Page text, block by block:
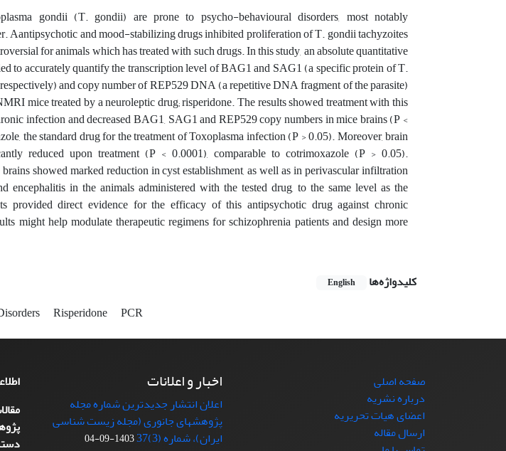
gondii (T. gondii) are prone to psycho-behavioural disorders, most notably
Aantipsychotic and mood-stabilizing drugs inhibited proliferation of T. gondii tachyzoites
for animals which has treated with such drugs. In this study, an absolute quantitative
to accurately quantify the transcription level of BAG1 and SAG1 (a specific protein of T.
and copy number of REP529 DNA (a repetitive DNA fragment of the parasite)
mice treated by a neuroleptic drug; risperidone. The results showed treatment with this
infection and decreased BAG1, SAG1 and REP529 copy numbers in mice brains (P <
the standard drug for the treatment of Toxoplasma infection (P > 0.05). Moreover, brain
reduced upon treatment (P < 0.0001), comparable to cotrimoxazole (P > 0.05).
showed marked reduction in cyst establishment, as well as in perivascular infiltration
encephalitis in the animals administered with the tested drug, to the same level as the
provided direct evidence for the efficacy of this antipsychotic drug against chronic
might help modulate therapeutic regimens for schizophrenia patients and design more
کلیدواژه‌ها
English
Risperidone PCR
صفحه اصلی
درباره نشریه
اعضای هیات تحریریه
ارسال مقاله
اخبار و اعلانات
اعلان انتشار جدیدترین شماره مجله
پژوهشهای جانوری (مجله زیست شناسی
ایران)، شماره (3)37
1403-09-04